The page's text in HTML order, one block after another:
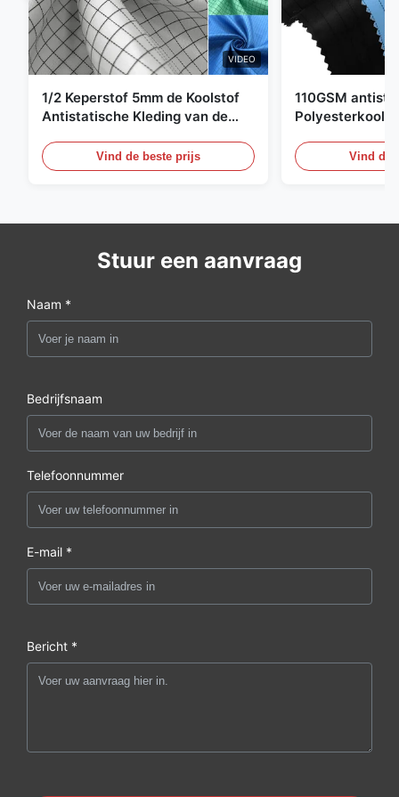
VIDEO
1/2 Keperstof 5mm de Koolstof
Antistatische Kleding van de
Vind de beste prijs
110GSM
Vind de
Stuur een aanvraag
Naam *
Bedrijfsnaam
Telefoonnummer
E-mail *
Bericht *